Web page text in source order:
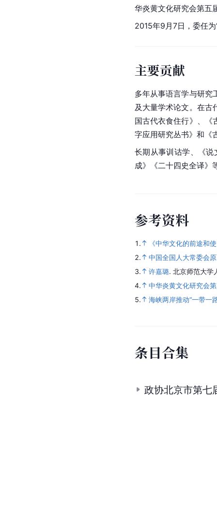
华炎黄文化研究会第五
2015年9月7日，委任
主要贡献
多年从事语言学与研究
及大量学术论文。在古
国古代衣食住行》、《
字应用研究丛书》和《
长期从事训诂学 、《
成》《二十四史全译》
参考资料
1.
《中华文化的前途和
2.
中国全国人大常委会
3.
许嘉璐. 北京师范大学
4.
中华炎黄文化研究会
5.
海峡两岸推动“一带一
条目合集
政协北京市第七